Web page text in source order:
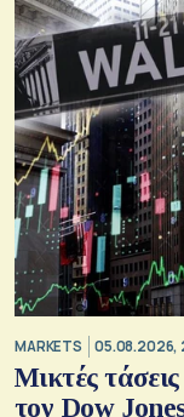
MARKETS 05.08.2026,
Μικτές
τον Dow